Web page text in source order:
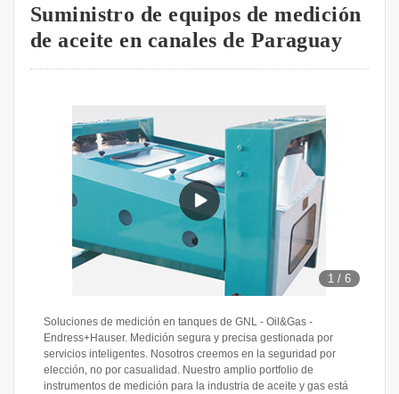
Suministro de equipos de medición
de aceite en canales de Paraguay
1 /6
Soluciones de medición en tanques de GNL - Oil&Gas -
Endress+Hauser. Medición segura y precisa gestionada por
servicios inteligentes. Nosotros creemos en la seguridad por
elección, no por casualidad. Nuestro amplio portfolio de
instrumentos de medición para la industria de aceite y gas está